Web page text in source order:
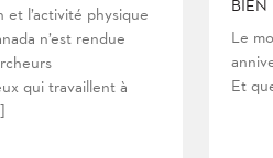
et l’activité physique
n’est rendue
qui travaillent à
BIEN
Le
Et